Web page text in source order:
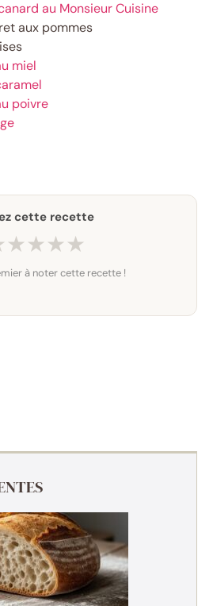
au Monsieur Cuisine
aux pommes
miel
poivre
cette recette
★★★★
à noter cette recette !